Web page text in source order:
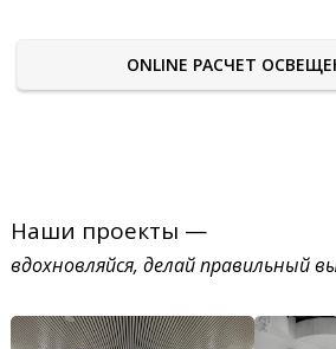
ONLINE РАСЧЕТ
Наши проекты —
вдохновляйся, делай правильный